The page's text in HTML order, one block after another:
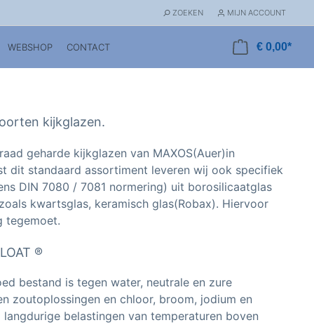
ZOEKEN MIJN ACCOUNT
WEBSHOP CONTACT € 0,00*
kijkglazen.
geharde kijkglazen van MAXOS(Auer)in
dit standaard assortiment leveren wij ook specifiek
DIN 7080 / 7081 normering) uit borosilicaatglas
kwartsglas, keramisch glas(Robax). Hiervoor
tegemoet.
®
bestand is tegen water, neutrale en zure
zoutoplossingen en chloor, broom, jodium en
belastingen van temperaturen boven